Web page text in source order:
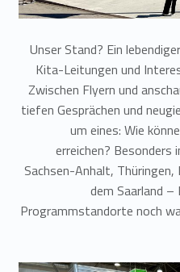
Unser Stand? Ein
Kita-Leitungen und
Zwischen Flyern und
tiefen Gesprächen und
um eines: Wie
erreichen? Besonders
Sachsen-Anhalt,
dem Saarland –
Programmstandorte noch